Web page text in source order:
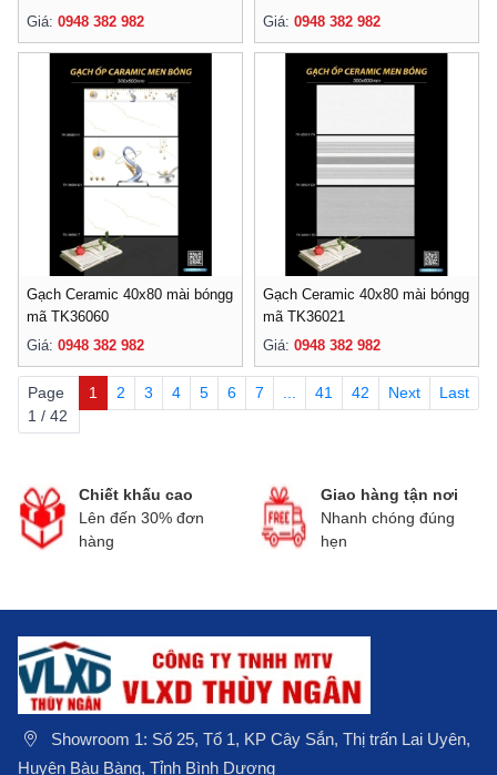
Giá: 0948 382 982 Giá: 0948 382 982
Gạch Ceramic 40x80 mài bóngg
mã TK36060
Giá: 0948 382 982
Gạch Ceramic 40x80 mài bóngg
mã TK36021
Giá: 0948 382 982
Page
1 / 42
1 2 3 4 5 6 7 41 42 Next Last
Chiết khấu cao
Lên đến 30% đơn
hàng
Giao hàng tận nơi
Nhanh chóng đúng
hẹn
Showroom 1: Số 25, Tổ 1, KP Cây Sắn, Thị trấn Lai Uyên,
Huyện Bàu Bàng, Tỉnh Bình Dương